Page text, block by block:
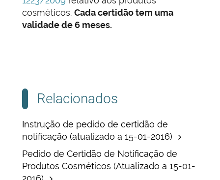
cosméticos. Cada certidão tem uma
validade de 6 meses.
Relacionados
Instrução de pedido de certidão de
notificação (atualizado a 15-01-2016)
Pedido de Certidão de Notificação de
Produtos Cosméticos (Atualizado a 15-01-